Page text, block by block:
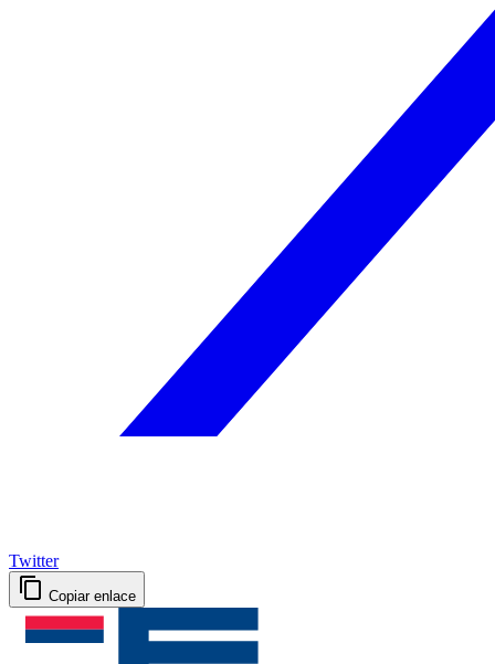
Twitter
Copiar enlace